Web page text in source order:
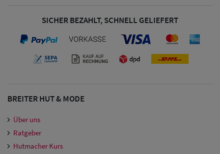
SICHER BEZAHLT, SCHNELL GELIEFERT
BREITER HUT & MODE
Über uns
Ratgeber
Hutmacher Kurs